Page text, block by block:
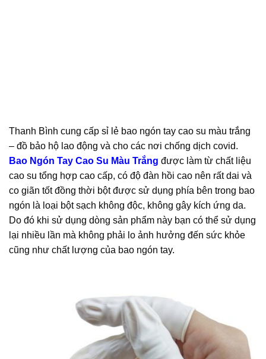
Thanh Bình cung cấp sỉ lẻ bao ngón tay cao su màu trắng
– đồ bảo hộ lao động và cho các nơi chống dịch covid.
Bao Ngón Tay Cao Su Màu Trắng được làm từ chất liệu
cao su tổng hợp cao cấp, có độ đàn hồi cao nên rất dai và
co giãn tốt đồng thời bột được sử dụng phía bên trong bao
ngón là loại bột sạch không độc, không gây kích ứng da.
Do đó khi sử dụng dòng sản phẩm này bạn có thể sử dụng
lại nhiều lần mà không phải lo ảnh hưởng đến sức khỏe
cũng như chất lượng của bao ngón tay.